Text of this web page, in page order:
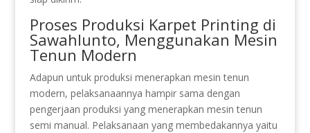
Proses Produksi Karpet Printing di
Sawahlunto, Menggunakan Mesin
Tenun Modern
Adapun untuk produksi menerapkan mesin tenun
modern, pelaksanaannya hampir sama dengan
pengerjaan produksi yang menerapkan mesin tenun
semi manual. Pelaksanaan yang membedakannya yaitu